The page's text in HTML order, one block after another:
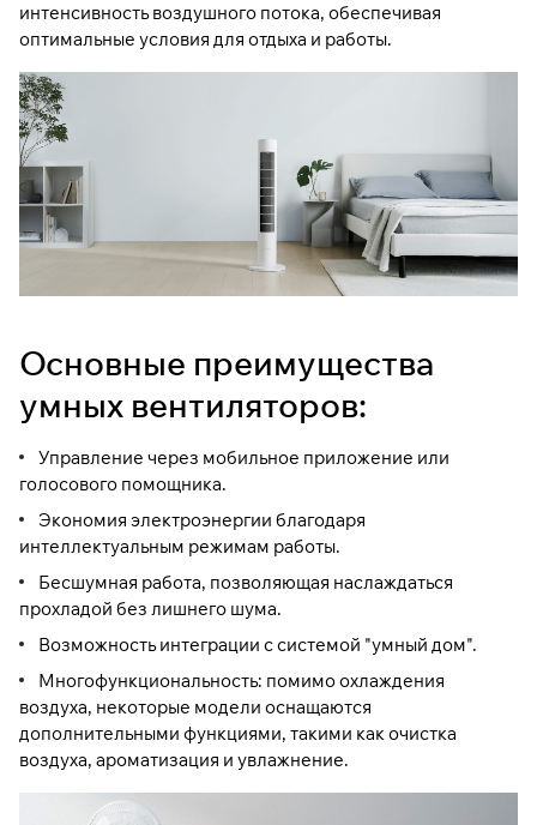
интенсивность воздушного потока, обеспечивая
оптимальные условия для отдыха и работы.
Основные преимущества
умных вентиляторов:
Управление через мобильное приложение или
голосового помощника.
Экономия электроэнергии благодаря
интеллектуальным режимам работы.
Бесшумная работа, позволяющая наслаждаться
прохладой без лишнего шума.
Возможность интеграции с системой "умный дом".
Многофункциональность: помимо охлаждения
воздуха, некоторые модели оснащаются
дополнительными функциями, такими как очистка
воздуха, ароматизация и увлажнение.